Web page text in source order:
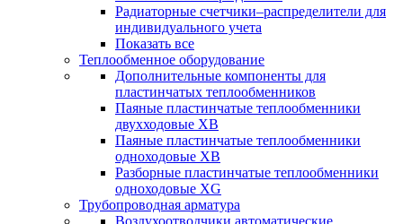
Радиаторные счетчики–распределители для
индивидуального учета
Показать все
Теплообменное оборудование
Дополнительные компоненты для
пластинчатых теплообменников
Паяные пластинчатые теплообменники
двухходовые XB
Паяные пластинчатые теплообменники
одноходовые ХВ
Разборные пластинчатые теплообменники
одноходовые ХG
Трубопроводная арматура
Воздухоотводчики автоматические